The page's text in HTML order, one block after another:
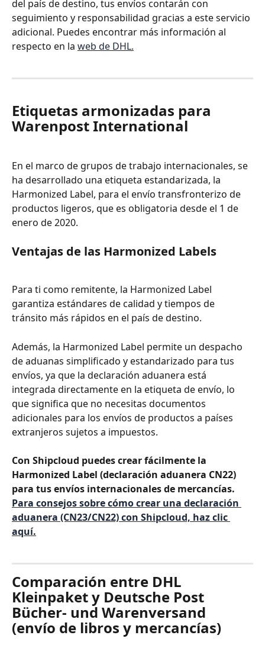
del país de destino, tus envíos contarán con
seguimiento y responsabilidad gracias a este servicio
adicional. Puedes encontrar más información al
respecto en la web de DHL.
Etiquetas armonizadas para
Warenpost International
En el marco de grupos de trabajo internacionales, se
ha desarrollado una etiqueta estandarizada, la
Harmonized Label, para el envío transfronterizo de
productos ligeros, que es obligatoria desde el 1 de
enero de 2020.
Ventajas de las Harmonized Labels
Para ti como remitente, la Harmonized Label
garantiza estándares de calidad y tiempos de
tránsito más rápidos en el país de destino.
Además, la Harmonized Label permite un despacho
de aduanas simplificado y estandarizado para tus
envíos, ya que la declaración aduanera está
integrada directamente en la etiqueta de envío, lo
que significa que no necesitas documentos
adicionales para los envíos de productos a países
extranjeros sujetos a impuestos.
Con Shipcloud puedes crear fácilmente la
Harmonized Label (declaración aduanera CN22)
para tus envíos internacionales de mercancías.
Para consejos sobre cómo crear una declaración
aduanera (CN23/CN22) con Shipcloud, haz clic
aquí.
Comparación entre DHL
Kleinpaket y Deutsche Post
Bücher- und Warenversand
(envío de libros y mercancías)